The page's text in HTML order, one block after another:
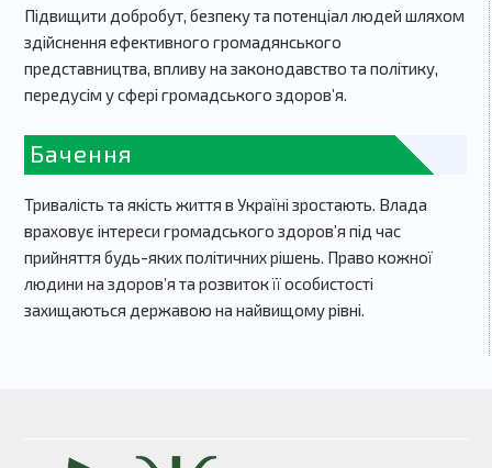
Підвищити добробут, безпеку та потенціал людей шляхом
здійснення ефективного громадянського
представництва, впливу на законодавство та політику,
передусім у сфері громадського здоров’я.
Бачення
Тривалість та якість життя в Україні зростають. Влада
враховує інтереси громадського здоров’я під час
прийняття будь-яких політичних рішень. Право кожної
людини на здоров’я та розвиток її особистості
захищаються державою на найвищому рівні.